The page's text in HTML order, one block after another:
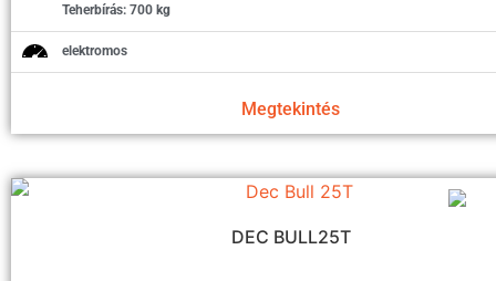
Teherbírás: 700 kg
elektromos
Megtekintés
DEC BULL25T